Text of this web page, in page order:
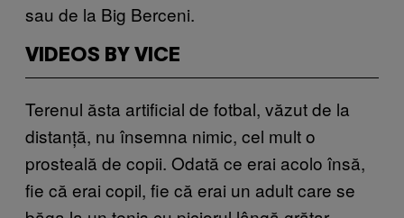
sau de la Big Berceni.
VIDEOS BY VICE
Terenul ăsta artificial de fotbal, văzut de la
distanță, nu însemna nimic, cel mult o
prosteală de copii. Odată ce erai acolo însă,
fie că erai copil, fie că erai un adult care se